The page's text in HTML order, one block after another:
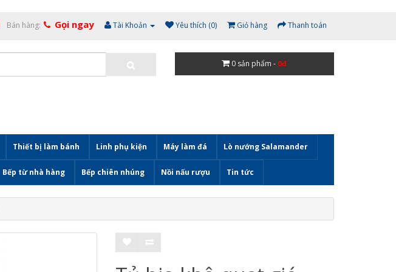
Bán hàng: Gọi ngay Tài Khoản Yêu thích (0) Giỏ hàng Thanh toán
0 sản phẩm - 0đ
Thiết bị làm bánh Linh phụ kiện Máy làm đá Lò nướng Salamander
Bếp từ nhà hàng Bếp chiên nhúng Nồi nấu rượu Tin tức